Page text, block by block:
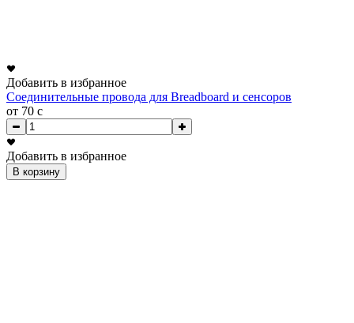
Добавить в избранное
Соединительные провода для Breadboard и сенсоров
от 70 c
Добавить в избранное
В корзину